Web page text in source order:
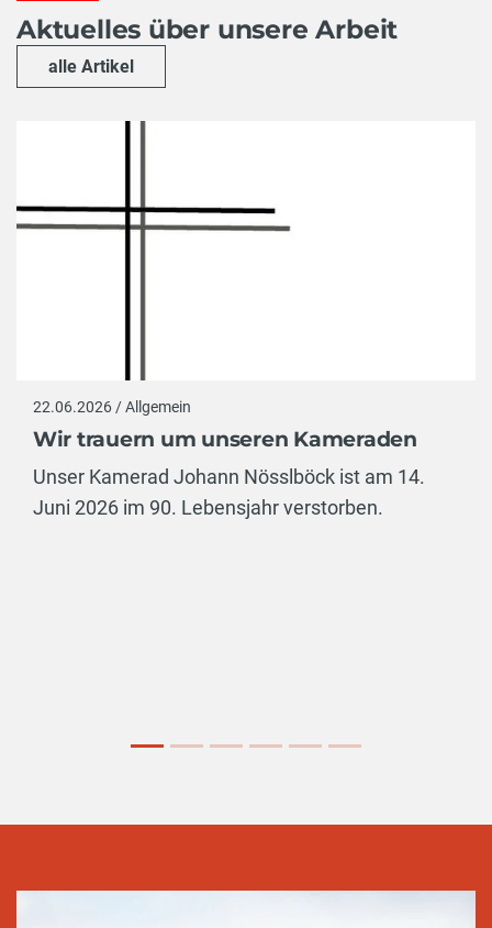
Aktuelles über unsere Arbeit
alle Artikel
22.06.2026 / Allgemein
Wir trauern um unseren Kameraden
Unser Kamerad Johann Nösslböck ist am 14.
Juni 2026 im 90. Lebensjahr verstorben.